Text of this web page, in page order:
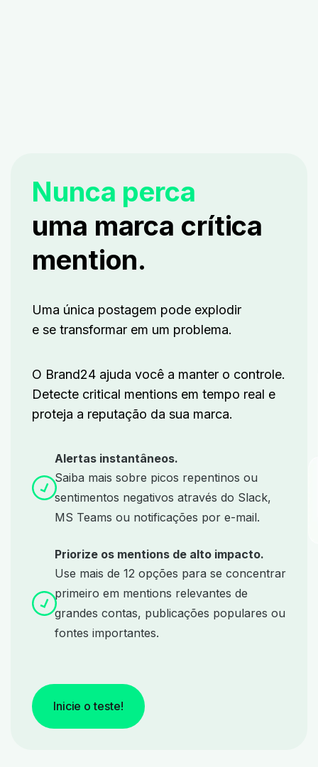
Nunca perca
uma marca crítica
mention.
Uma única postagem pode explodir
e se transformar em um problema.
O Brand24 ajuda você a manter o controle.
Detecte critical mentions em tempo real e
proteja a reputação da sua marca.
Alertas instantâneos.
Saiba mais sobre picos repentinos ou
sentimentos negativos através do Slack,
MS Teams ou notificações por e-mail.
Priorize os mentions de alto impacto.
Use mais de 12 opções para se concentrar
primeiro em mentions relevantes de
grandes contas, publicações populares ou
fontes importantes.
Inicie o teste!